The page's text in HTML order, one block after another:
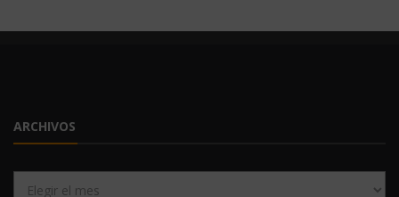
ARCHIVOS